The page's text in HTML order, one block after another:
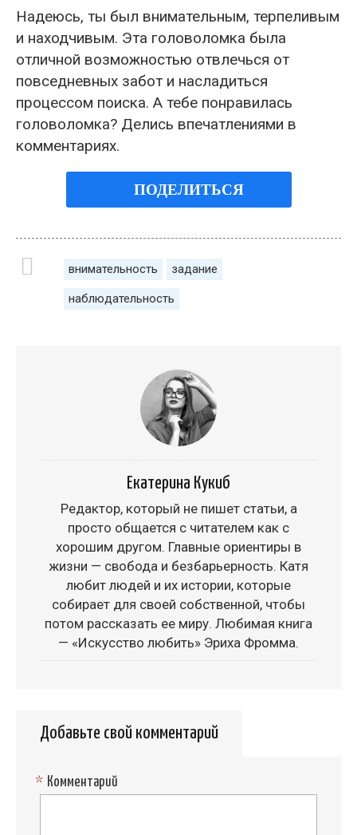
Надеюсь, ты был внимательным, терпеливым
и находчивым. Эта головоломка была
отличной возможностью отвлечься от
повседневных забот и насладиться
процессом поиска. А тебе понравилась
головоломка? Делись впечатлениями в
комментариях.
ПОДЕЛИТЬСЯ
внимательность задание
наблюдательность
Екатерина Кукиб
Редактор, который не пишет статьи, а
просто общается с читателем как с
хорошим другом. Главные ориентиры в
жизни — свобода и безбарьерность. Катя
любит людей и их истории, которые
собирает для своей собственной, чтобы
потом рассказать ее миру. Любимая книга
— «Искусство любить» Эриха Фромма.
Добавьте свой комментарий
Комментарий
*